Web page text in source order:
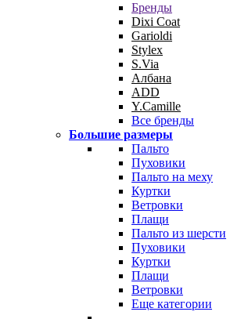
Бренды
Dixi Coat
Garioldi
Stylex
S.Via
Албана
ADD
Y.Camille
Все бренды
Большие размеры
Пальто
Пуховики
Пальто на меху
Куртки
Ветровки
Плащи
Пальто из шерсти
Пуховики
Куртки
Плащи
Ветровки
Еще категории